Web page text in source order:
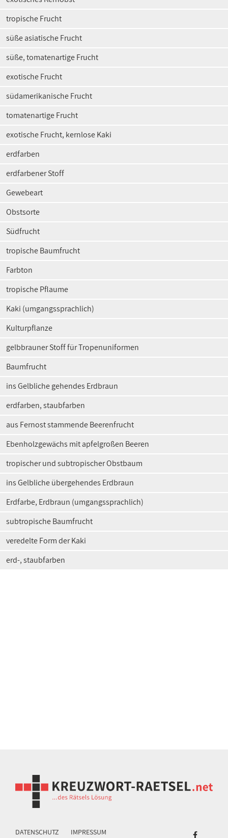
tropische Frucht
süße asiatische Frucht
süße, tomatenartige Frucht
exotische Frucht
südamerikanische Frucht
tomatenartige Frucht
exotische Frucht, kernlose Kaki
erdfarben
erdfarbener Stoff
Gewebeart
Obstsorte
Südfrucht
tropische Baumfrucht
Farbton
tropische Pflaume
Kaki (umgangssprachlich)
Kulturpflanze
gelbbrauner Stoff für Tropenuniformen
Baumfrucht
ins Gelbliche gehendes Erdbraun
erdfarben, staubfarben
aus Fernost stammende Beerenfrucht
Ebenholzgewächs mit apfelgroßen Beeren
tropischer und subtropischer Obstbaum
ins Gelbliche übergehendes Erdbraun
Erdfarbe, Erdbraun (umgangssprachlich)
subtropische Baumfrucht
veredelte Form der Kaki
erd-, staubfarben
DATENSCHUTZ IMPRESSUM